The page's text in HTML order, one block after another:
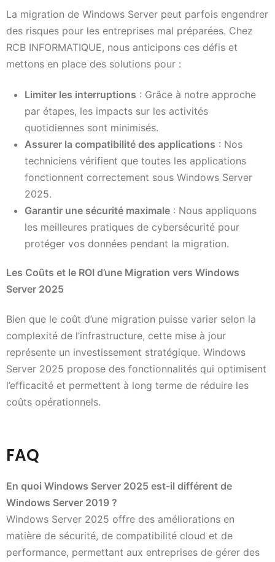
La migration de Windows Server peut parfois engendrer
des risques pour les entreprises mal préparées. Chez
RCB INFORMATIQUE, nous anticipons ces défis et
mettons en place des solutions pour :
Limiter les interruptions : Grâce à notre approche
par étapes, les impacts sur les activités
quotidiennes sont minimisés.
Assurer la compatibilité des applications : Nos
techniciens vérifient que toutes les applications
fonctionnent correctement sous Windows Server
2025.
Garantir une sécurité maximale : Nous appliquons
les meilleures pratiques de cybersécurité pour
protéger vos données pendant la migration.
Les Coûts et le ROI d’une Migration vers Windows
Server 2025
Bien que le coût d’une migration puisse varier selon la
complexité de l’infrastructure, cette mise à jour
représente un investissement stratégique. Windows
Server 2025 propose des fonctionnalités qui optimisent
l’efficacité et permettent à long terme de réduire les
coûts opérationnels.
FAQ
En quoi Windows Server 2025 est-il différent de
Windows Server 2019 ?
Windows Server 2025 offre des améliorations en
matière de sécurité, de compatibilité cloud et de
performance, permettant aux entreprises de gérer des